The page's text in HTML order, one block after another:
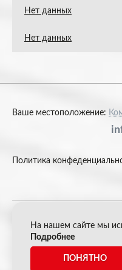
Нет данных
Нет данных
Ваше местоположение:
Политика
© 2026 Акрон Скрап
*Все цены указанные
На нашем сайте мы
Подробнее
ПОНЯТНО